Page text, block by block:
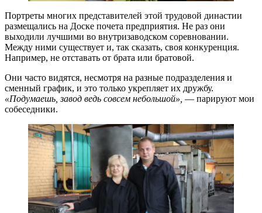
Портреты многих представителей этой трудовой династии
размещались на Доске почета предприятия. Не раз они
выходили лучшими во внутризаводском соревновании.
Между ними существует и, так сказать, своя конкуренция.
Например, не отставать от брата или братовой.
Они часто видятся, несмотря на разные подразделения и
сменный график, и это только укрепляет их дружбу.
«Подумаешь, завод ведь совсем небольшой», — парируют мои
собеседники.